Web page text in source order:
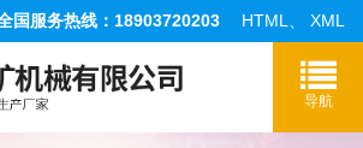
国服务热线：18903720203 HTML XML